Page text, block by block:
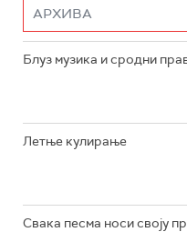
Блуз музика и сродни
Летње кулирање
Свака песма носи своју